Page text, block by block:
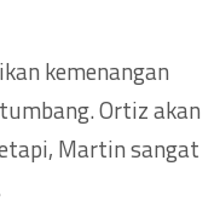
kemenangan
Ortiz akan
Martin sangat